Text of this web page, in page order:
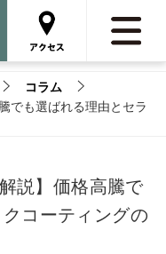
コラム
でも選ばれる理由とセラ
説】価格高騰で
コーティングの